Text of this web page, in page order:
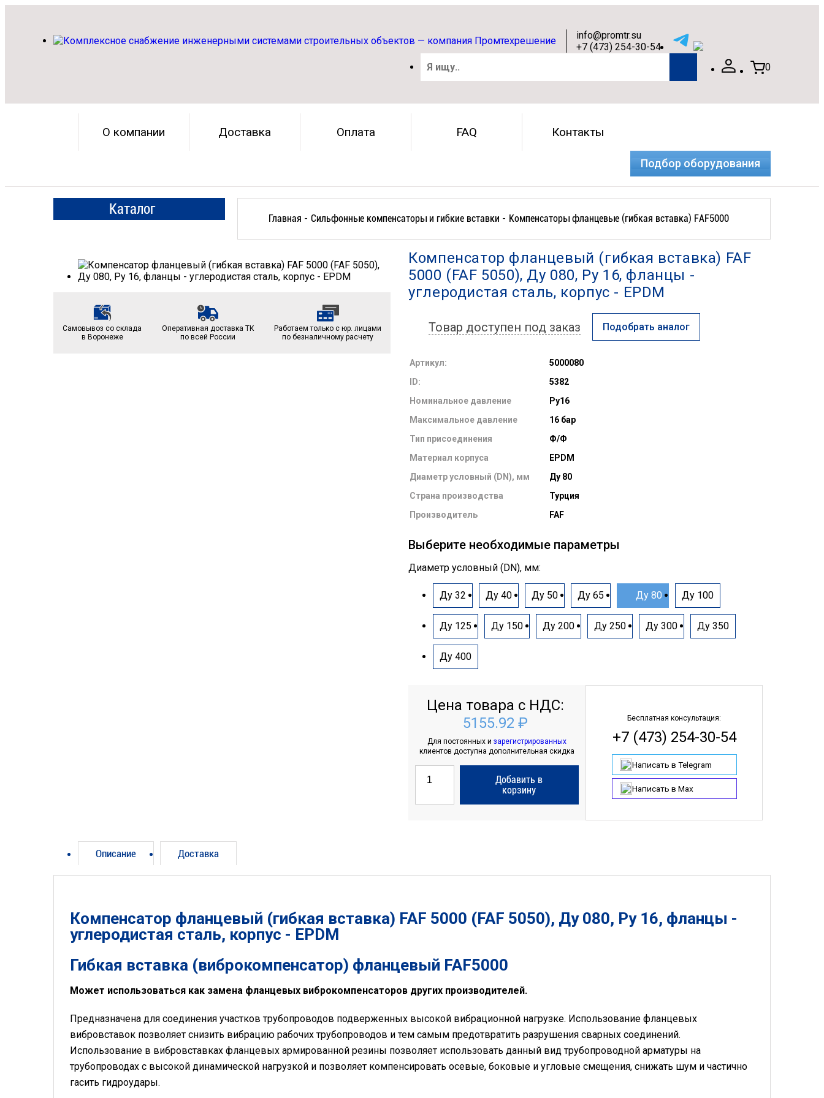
info@promtr.su
+7 (473) 254-30-54
0
О компании Доставка Оплата FAQ Контакты
Подбор оборудования
Каталог
Главная - Сильфонные компенсаторы и гибкие вставки - Компенсаторы фланцевые (гибкая вставка) FAF5000
Самовывоз со склада
в Воронеже
Оперативная доставка ТК
по всей России
Работаем только с юр. лицами
по безналичному расчету
Компенсатор фланцевый (гибкая вставка) FAF
5000 (FAF 5050), Ду 080, Ру 16, фланцы -
углеродистая сталь, корпус - EPDM
Товар доступен под заказ Подобрать аналог
Артикул:
5000080
ID:
5382
Номинальное давление
Ру16
Максимальное давление
16 бар
Тип присоединения
Ф/Ф
Материал корпуса
EPDM
Диаметр условный (DN), мм
Ду 80
Страна производства
Турция
Производитель
FAF
Выберите необходимые параметры
Диаметр условный (DN), мм:
Ду 32 Ду 40 Ду 50 Ду 65 Ду 80 Ду 100
Ду 125 Ду 150 Ду 200 Ду 250 Ду 300 Ду 350
Ду 400
Цена товара с НДС:
5155.92 ₽
Для постоянных изарегистрированных
клиентов доступна дополнительная скидка
Добавить в
корзину
Бесплатная консультация:
+7 (473) 254-30-54
Написать в Telegram
Написать в Max
Описание Доставка
Компенсатор фланцевый (гибкая вставка) FAF 5000 (FAF 5050), Ду 080, Ру 16, фланцы -
углеродистая сталь, корпус - EPDM
Гибкая вставка (виброкомпенсатор) фланцевый FAF5000
Может использоваться как замена фланцевых виброкомпенсаторов других производителей.
Предназначена для соединения участков трубопроводов подверженных высокой вибрационной нагрузке. Использование фланцевых
вибровставок позволяет снизить вибрацию рабочих трубопроводов и тем самым предотвратить разрушения сварных соединений.
Использование в вибровставках фланцевых армированной резины позволяет использовать данный вид трубопроводной арматуры на
трубопроводах с высокой динамической нагрузкой и позволяет компенсировать осевые, боковые и угловые смещения, снижать шум и частично
гасить гидроудары.